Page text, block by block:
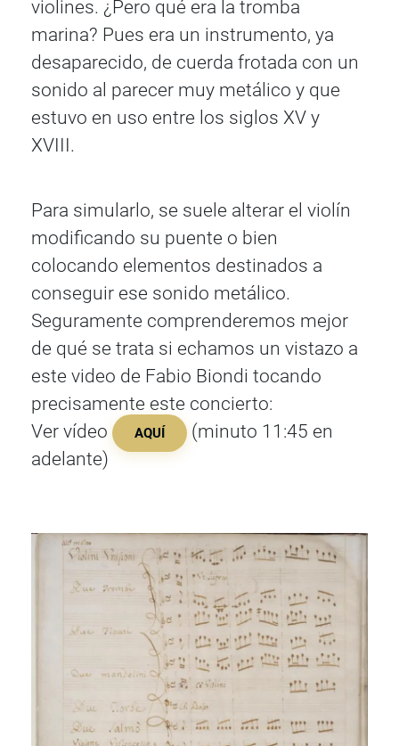
violines. ¿Pero qué era la tromba
marina? Pues era un instrumento, ya
desaparecido, de cuerda frotada con un
sonido al parecer muy metálico y que
estuvo en uso entre los siglos XV y
XVIII.
Para simularlo, se suele alterar el violín
modificando su puente o bien
colocando elementos destinados a
conseguir ese sonido metálico.
Seguramente comprenderemos mejor
de qué se trata si echamos un vistazo a
este video de Fabio Biondi tocando
precisamente este concierto:
Ver vídeo
AQUÍ
(minuto 11:45 en
adelante)